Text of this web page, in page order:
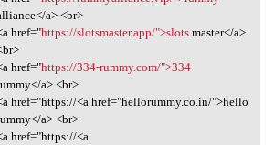
a> <br>
href="https://slotsmaster.app/">slotsmaster</a>
href="https://334-rummy.com/">334
a> <br>
href="https://<a href="hellorummy.co.in/">hello
a> <br>
href="https://<a